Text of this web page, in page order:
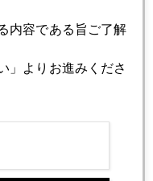
内容である旨ご了解
」よりお進みくださ